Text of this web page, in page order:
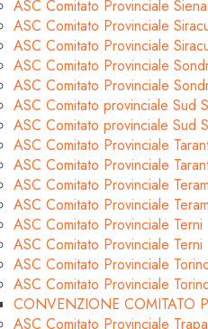
ASC Comitato Provinciale Siena
ASC Comitato Provinciale
ASC Comitato Provinciale
ASC Comitato Provinciale
ASC Comitato Provinciale
ASC Comitato provinciale Sud
ASC Comitato provinciale Sud
ASC Comitato Provinciale
ASC Comitato Provinciale
ASC Comitato Provinciale
ASC Comitato Provinciale
ASC Comitato Provinciale Terni
ASC Comitato Provinciale Terni
ASC Comitato Provinciale
ASC Comitato Provinciale
CONVENZIONE COMITATO
ASC Comitato Provinciale